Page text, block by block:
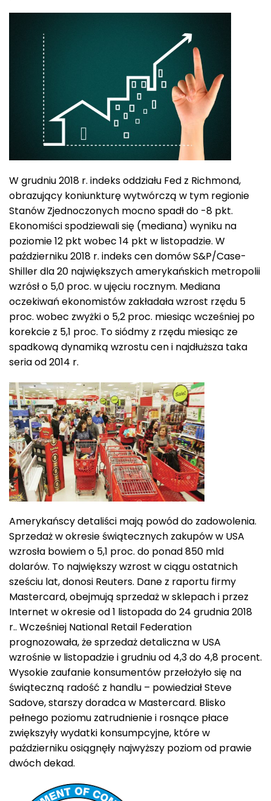
W grudniu 2018 r. indeks oddziału Fed z Richmond,
obrazujący koniunkturę wytwórczą w tym regionie
Stanów Zjednoczonych mocno spadł do -8 pkt.
Ekonomiści spodziewali się (mediana) wyniku na
poziomie 12 pkt wobec 14 pkt w listopadzie. W
październiku 2018 r. indeks cen domów S&P/Case-
Shiller dla 20 największych amerykańskich metropolii
wzrósł o 5,0 proc. w ujęciu rocznym. Mediana
oczekiwań ekonomistów zakładała wzrost rzędu 5
proc. wobec zwyżki o 5,2 proc. miesiąc wcześniej po
korekcie z 5,1 proc. To siódmy z rzędu miesiąc ze
spadkową dynamiką wzrostu cen i najdłuższa taka
seria od 2014 r.
Amerykańscy detaliści mają powód do zadowolenia.
Sprzedaż w okresie świątecznych zakupów w USA
wzrosła bowiem o 5,1 proc. do ponad 850 mld
dolarów. To największy wzrost w ciągu ostatnich
sześciu lat, donosi Reuters. Dane z raportu firmy
Mastercard, obejmują sprzedaż w sklepach i przez
Internet w okresie od 1 listopada do 24 grudnia 2018
r.. Wcześniej National Retail Federation
prognozowała, że sprzedaż detaliczna w USA
wzrośnie w listopadzie i grudniu od 4,3 do 4,8 procent.
Wysokie zaufanie konsumentów przełożyło się na
świąteczną radość z handlu – powiedział Steve
Sadove, starszy doradca w Mastercard. Blisko
pełnego poziomu zatrudnienie i rosnące płace
zwiększyły wydatki konsumpcyjne, które w
październiku osiągnęły najwyższy poziom od prawie
dwóch dekad.